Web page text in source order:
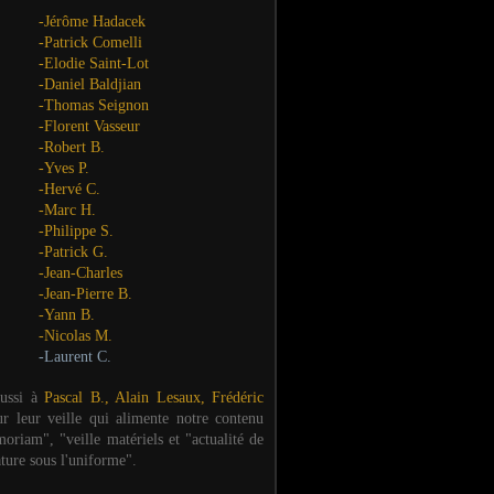
-Jérôme Hadacek
-Patrick Comelli
-Elodie Saint-Lot
-Daniel Baldjian
-Thomas Seignon
-Florent Vasseur
-Robert B.
-Yves P.
-Hervé C.
-Marc H.
-Philippe S.
-Patrick G.
-Jean-Charles
-Jean-Pierre B.
-Yann B.
-Nicolas M.
-Laurent C.
àPascal B., Alain Lesaux, Frédéric
leur veille qui alimente notre contenu
"veille matériels et "actualité de
sous l'uniforme".